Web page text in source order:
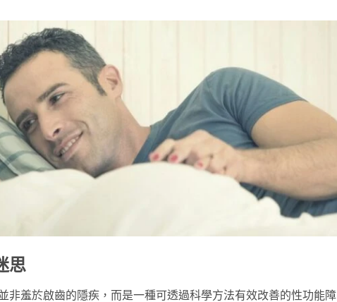
思
非羞於啟齒的隱疾，而是一種可透過科學方法有效改善的性功能障